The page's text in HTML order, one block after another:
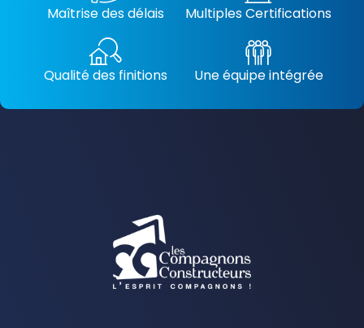
Maîtrise des délais Multiples Certifications
Qualité des finitions Une équipe intégrée